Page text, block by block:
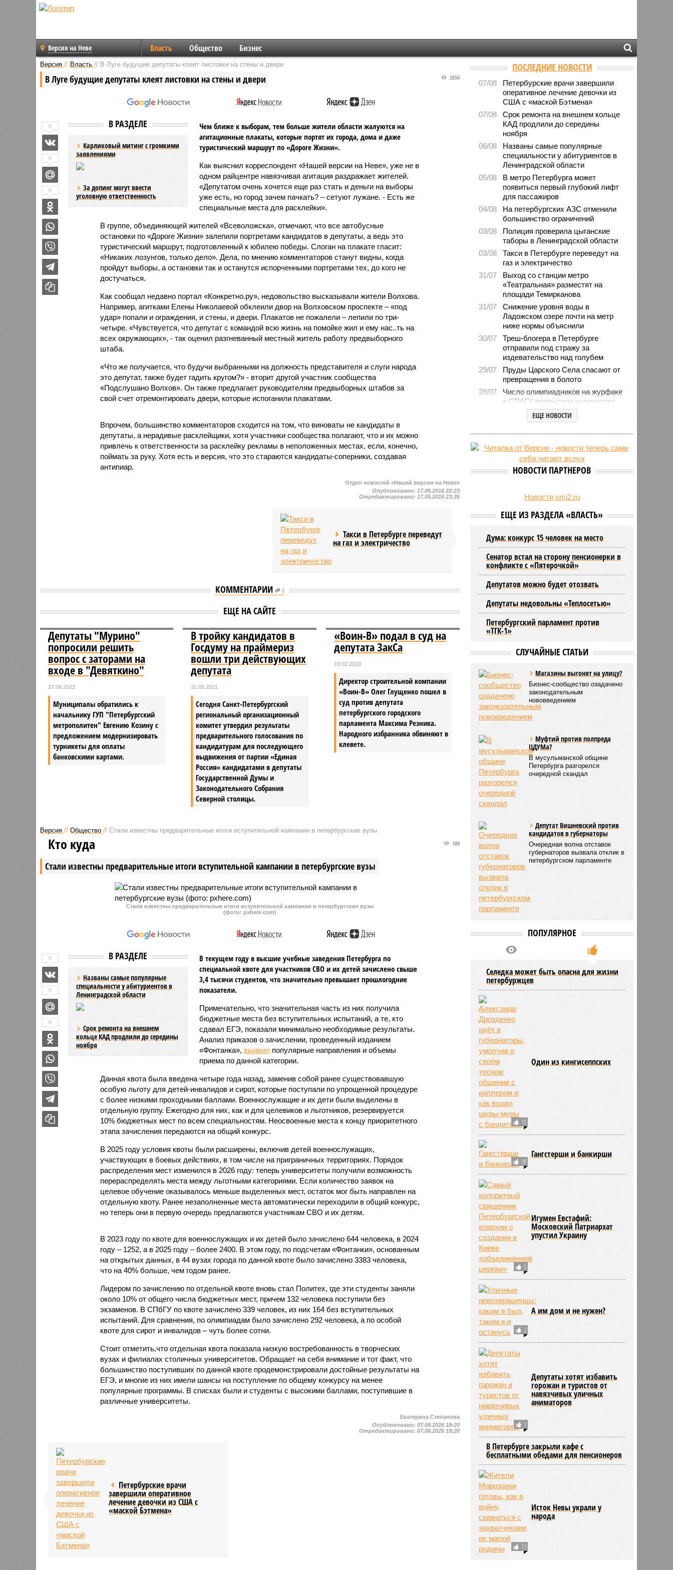
Версия на Неве Власть Общество Бизнес
Версия // Власть // В Луге будущие депутаты клеят листовки на стены и двери
В Луге будущие депутаты клеят листовки на стены и двери 2850
В РАЗДЕЛЕ
Карликовый митинг с громкими
заявлениями
За допинг могут ввести
уголовную ответственность
Чем ближе к выборам, тем больше жители области жалуются на
агитационные плакаты, которые портят их города, дома и даже
туристический маршрут по «Дороге Жизни».
Как выяснил корреспондент «Нашей версии на Неве», уже не в
одном райцентре навязчивая агитация раздражает жителей.
«Депутатом очень хочется еще раз стать и деньги на выборы
уже есть, но город зачем пачкать? – сетуют лужане. - Есть же
специальные места для расклейки».
В группе, объединяющей жителей «Всеволожска», отмечают, что все автобусные
остановки по «Дороге Жизни» залепили портретами кандидатов в депутаты, а ведь это
туристический маршрут, подготовленный к юбилею победы. Слоган на плакате гласит:
«Никаких лозунгов, только дело». Дела, по мнению комментаторов станут видны, когда
пройдут выборы, а остановки так и останутся испорченными портретами тех, до кого не
достучаться.
Как сообщал недавно портал «Конкретно.ру», недовольство высказывали жители Волхова.
Например, агитками Елены Николаевой обклеили двор на Волховском проспекте – «под
удар» попали и ограждения, и стены, и двери. Плакатов не пожалели – лепили по три-
четыре. «Чувствуется, что депутат с командой всю жизнь на помойке жил и ему нас..ть на
всех окружающих», - так оценил разгневанный местный житель работу предвыборного
штаба.
«Что же получается, что будучи выбранными на должность представителя и слуги народа
это депутат, также будет гадить кругом?» - вторит другой участник сообщества
«Подслушано Волхов». Он также предлагает руководителям предвыборных штабов за
свой счет отремонтировать двери, которые испоганили плакатами.
Впрочем, большинство комментаторов сходится на том, что виноваты не кандидаты в
депутаты, а нерадивые расклейщики, хотя участники сообщества полагают, что и их можно
привлечь к ответственности за расклейку рекламы в неположенных местах, если, конечно,
поймать за руку. Хотя есть и версия, что это стараются кандидаты-соперники, создавая
антипиар.
0
0
0
Отдел новостей «Нашей версии на Неве»
Опубликовано: 17.05.2016 22:23
Отредактировано: 17.05.2016 23:35
Такси в Петербурге переведут
на газ и электричество
КОММЕНТАРИИ 0
ЕЩЕ НА САЙТЕ
Депутаты "Мурино"
попросили решить
вопрос с заторами на
входе в "Девяткино"
27.09.2022
Муниципалы обратились к
начальнику ГУП "Петербургский
метрополитен" Евгению Козину с
предложением модернизировать
турникеты для оплаты
банковскими картами.
В тройку кандидатов в
Госдуму на праймериз
вошли три действующих
депутата
31.05.2021
Сегодня Санкт-Петербургский
региональный организационный
комитет утвердил результаты
предварительного голосования по
кандидатурам для последующего
выдвижения от партии «Единая
Россия» кандидатами в депутаты
Государственной Думы и
Законодательного Собрания
Северной столицы.
«Воин-В» подал в суд на
депутата ЗакСа
19.02.2019
Директор строительной компании
«Воин-В» Олег Глущенко пошел в
суд против депутата
петербургского городского
парламента Максима Резника.
Народного избранника обвиняют в
клевете.
Версия // Общество // Стали известны предварительные итоги вступительной кампании в петербургские вузы
Стали известны предварительные итоги вступительной кампании в петербургские вузы
188
Кто куда
Стали известны предварительные итоги вступительной кампании в петербургские вузы
(фото: pxhere.com)
В РАЗДЕЛЕ
Названы самые популярные
специальности у абитуриентов в
Ленинградской области
Срок ремонта на внешнем
кольце КАД продлили до середины
ноября
В текущем году в высшие учебные заведения Петербурга по
специальной квоте для участников СВО и их детей зачислено свыше
3,4 тысячи студентов, что значительно превышает прошлогодние
показатели.
Примечательно, что значительная часть из них получила
бюджетные места без вступительных испытаний, а те, кто
сдавал ЕГЭ, показали минимально необходимые результаты.
Анализ приказов о зачислении, проведенный изданием
«Фонтанка», выявил популярные направления и объемы
приема по данной категории.
Данная квота была введена четыре года назад, заменив собой ранее существовавшую
особую льготу для детей-инвалидов и сирот, которые поступали по упрощенной процедуре
с более низкими проходными баллами. Военнослужащие и их дети были выделены в
отдельную группу. Ежегодно для них, как и для целевиков и льготников, резервируется
10% бюджетных мест по всем специальностям. Неосвоенные места к концу приоритетного
этапа зачисления передаются на общий конкурс.
В 2025 году условия квоты были расширены, включив детей военнослужащих,
участвующих в боевых действиях, в том числе на приграничных территориях. Порядок
распределения мест изменился в 2026 году: теперь университеты получили возможность
перераспределять места между льготными категориями. Если количество заявок на
целевое обучение оказывалось меньше выделенных мест, остаток мог быть направлен на
отдельную квоту. Ранее незаполненные места автоматически переходили в общий конкурс,
но теперь они в первую очередь предлагаются участникам СВО и их детям.
В 2023 году по квоте для военнослужащих и их детей было зачислено 644 человека, в 2024
году – 1252, а в 2025 году – более 2400. В этом году, по подсчетам «Фонтанки», основанным
на открытых данных, в 44 вузах города по данной квоте было зачислено 3383 человека,
что на 40% больше, чем годом ранее.
Лидером по зачислению по отдельной квоте вновь стал Политех, где эти студенты заняли
около 10% от общего числа бюджетных мест, причем 132 человека поступили без
экзаменов. В СПбГУ по квоте зачислено 339 человек, из них 164 без вступительных
испытаний. Для сравнения, по олимпиадам было зачислено 292 человека, а по особой
квоте для сирот и инвалидов – чуть более сотни.
Стоит отметить,что отдельная квота показала низкую востребованность в творческих
вузах и филиалах столичных университетов. Обращает на себя внимание и тот факт, что
большинство поступивших по данной квоте продемонстрировали достойные результаты на
ЕГЭ, и многие из них имели шансы на поступление по общему конкурсу на менее
популярные программы. В списках были и студенты с высокими баллами, поступившие в
различные университеты.
0
0
0
Екатерина Степанова
Опубликовано:07.08.2026 19:20
Отредактировано:07.08.2026 19:20
Петербурские врачи
завершили оперативное
лечение девочки из США с
«маской Бэтмена»
ПОСЛЕДНИЕ НОВОСТИ
07/08
Петербурские врачи завершили
оперативное лечение девочки из
США с «маской Бэтмена»
07/08
Срок ремонта на внешнем кольце
КАД продлили до середины
ноября
06/08
Названы самые популярные
специальности у абитуриентов в
Ленинградской области
05/08
В метро Петербурга может
появиться первый глубокий лифт
для пассажиров
04/08
На петербургских АЗС отменили
большинство ограничений
03/08
Полиция проверила цыганские
таборы в Ленинградской области
03/08
Такси в Петербурге переведут на
газ и электричество
31/07
Выход со станции метро
«Театральная» разместят на
площади Темирканова
31/07
Снижение уровня воды в
Ладожском озере почти на метр
ниже нормы объяснили
30/07
Треш-блогера в Петербурге
отправили под стражу за
издевательство над голубем
29/07
Пруды Царского Села спасают от
превращения в болото
28/07
Число олимпиадников на журфаке
в СПбГУ превысило количество
бюджетных мест
Рейды против подростков-
неформалов проведут в городе на
Оплатить проезд в наземном
транспорте Петербурга можно
будет по геолокации
отключения горячей воды в
ЕЩЕ НОВОСТИ
НОВОСТИ ПАРТНЕРОВ
Новости smi2.ru
ЕЩЕ ИЗ РАЗДЕЛА «ВЛАСТЬ»
Дума: конкурс 15 человек на место
Сенатор встал на сторону пенсионерки в
конфликте с «Пятерочкой»
Депутатов можно будет отозвать
Депутаты недовольны «Теплосетью»
Петербургский парламент против
«ТГК-1»
СЛУЧАЙНЫЕ СТАТЬИ
Магазины выгонят на улицу?
Бизнес-сообщество озадачено
законодательным
нововведением
Муфтий против полпреда
ЦДУМа?
В мусульманской общине
Петербурга разгорелся
очередной скандал
Депутат Вишневский против
кандидатов в губернаторы
Очередная волна отставок
губернаторов вызвала отклик в
петербургском парламенте
ПОПУЛЯРНОЕ
Селедка может быть опасна для жизни
петербуржцев
15
Один из кингисеппских
39
Гангстерши и банкирши
5
Игумен Евстафий:
Московский Патриархат
упустил Украину
2
А им дом и не нужен?
1
Депутаты хотят избавить
горожан и туристов от
навязчивых уличных
аниматоров
В Петербурге закрыли кафе с
бесплатными обедами для пенсионеров
13
Исток Невы украли у
народа